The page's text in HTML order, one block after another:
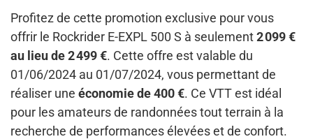
Profitez de cette promotion exclusive pour vous
offrir le Rockrider E-EXPL 500 S à seulement2 099 €
au lieu de 2 499 €. Cette offre est valable du
01/06/2024 au 01/07/2024, vous permettant de
réaliser une économie de 400 €. Ce VTT est idéal
pour les amateurs de randonnées tout terrain à la
recherche de performances élevées et de confort.